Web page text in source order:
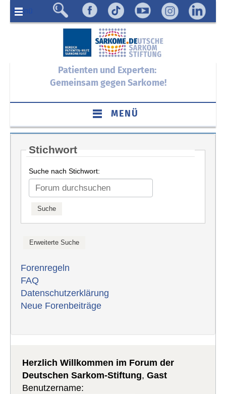
Menü
Patienten und Experten:
Gemeinsam gegen Sarkome!
MENÜ
Stichwort
Suche nach Stichwort:
Forenregeln
FAQ
Datenschutzerklärung
Neue Forenbeiträge
Herzlich Willkommen im Forum der
Deutschen Sarkom-Stiftung,Gast
Benutzername: